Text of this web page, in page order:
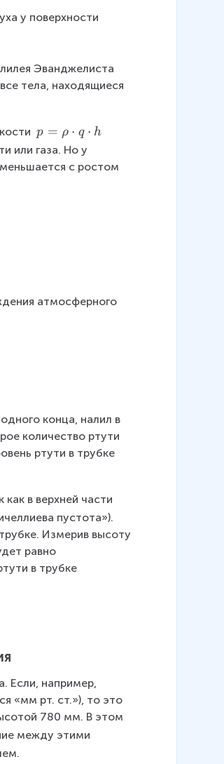
у поверхности
Эванджелиста
тела, находящиеся
p
=
\
q
p = ρ ⋅ q ⋅ h
или газа. Но у
с ростом
атмосферного
конца, налил в
количество ртути
ртути в трубке
в верхней части
пустота»).
Измерив высоту
равно
в трубке
Если, например,
«мм рт. ст.»), то это
780 мм. В этом
между этими